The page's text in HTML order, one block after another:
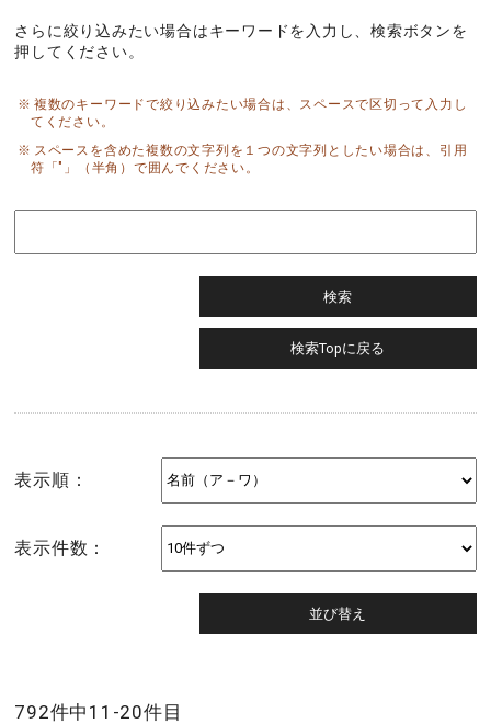
さらに絞り込みたい場合はキーワードを入力し、検索ボタンを
押してください。
複数のキーワードで絞り込みたい場合は、スペースで区切って入力し
てください。
スペースを含めた複数の文字列を１つの文字列としたい場合は、引用
符「"」（半角）で囲んでください。
表示順：
表示件数：
792件中11-20件目